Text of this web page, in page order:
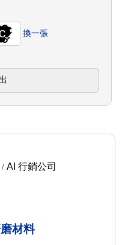
換一張
/ AI 行銷公司
材料